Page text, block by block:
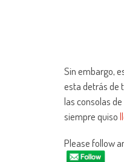
Sin embargo,
esta detrás de
las consolas de
siempre quiso
Please follow